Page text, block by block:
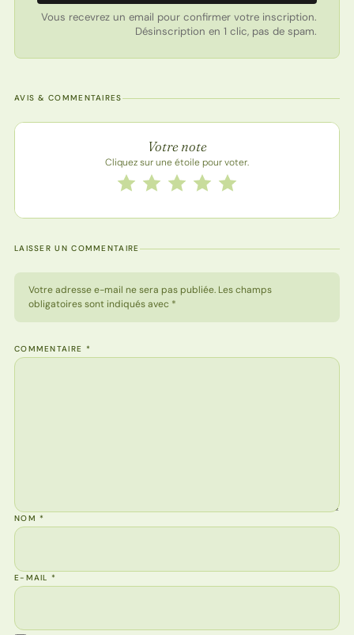
Vous recevrez un email pour confirmer votre inscription.
Désinscription en 1 clic, pas de spam.
AVIS & COMMENTAIRES
Note de la recette
Votre note
Cliquez sur une étoile pour voter.
Notez cette recette de 1 à 5 étoiles
5 étoiles
4 étoiles
3 étoiles
2 étoiles
1 étoile
LAISSER UN COMMENTAIRE
Votre adresse e-mail ne sera pas publiée. Les champs
obligatoires sont indiqués avec *
COMMENTAIRE *
NOM*
E-MAIL*